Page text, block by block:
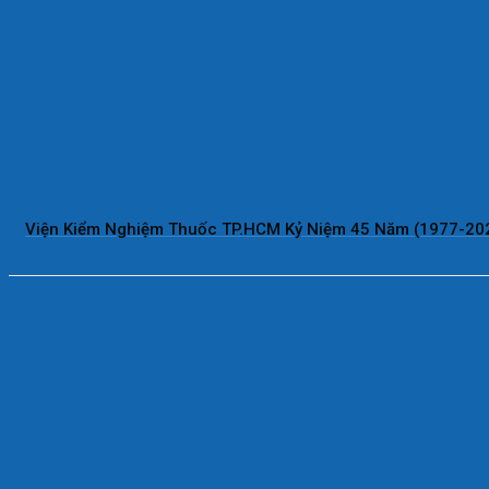
Viện Kiểm Nghiệm Thuốc TP.HCM Kỷ Niệm 45 Năm (1977-